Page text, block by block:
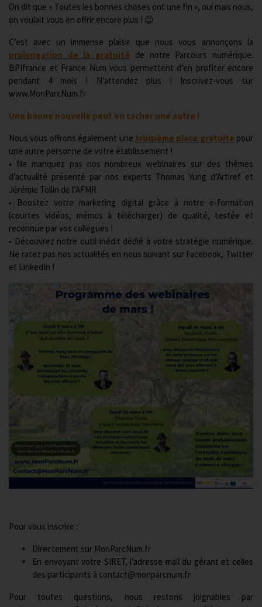
On dit que « Toutes les bonnes choses ont une fin », oui mais nous,
on voulait vous en offrir encore plus ! 😉
C’est avec un immense plaisir que nous vous annonçons la
prolongation de la gratuité de notre Parcours numérique.
BPIfrance et France Num vous permettent d’en profiter encore
pendant 4 mois ! N’attendez plus ! Inscrivez-vous sur
www.MonParcNum.fr
Une bonne nouvelle peut en cacher une autre !
Nous vous offrons également une troisième place gratuite pour
une autre personne de votre établissement !
• Ne manquez pas nos nombreux webinaires sur des thèmes
d’actualité présenté par nos experts Thomas Yung d’Artiref et
Jérémie Tollin de l’AFMR.
• Boostez votre marketing digital grâce à notre e-formation
(courtes vidéos, mémos à télécharger) de qualité, testée et
reconnue par vos collègues !
• Découvrez notre outil inédit dédié à votre stratégie numérique.
Ne ratez pas nos actualités en nous suivant sur Facebook, Twitter
et LinkedIn !
Pour vous inscrire :
Directement sur MonParcNum.fr
En envoyant votre SIRET, l’adresse mail du gérant et celles
des participants à contact@monparcnum.fr
Pour toutes questions, nous restons joignables par